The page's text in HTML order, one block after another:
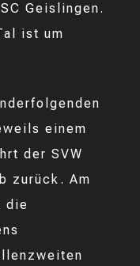
Geislingen.
ist um
einem
der SVW
zurück. Am
die